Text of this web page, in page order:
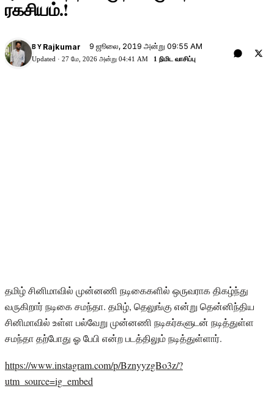
ரகசியம்.!
BY Rajkumar 9 ஜூலை, 2019 அன்று 09:55 AM
Updated · 27 மே, 2026 அன்று 04:41 AM 1 நிமிட வாசிப்பு
தமிழ் சினிமாவில் முன்னணி நடிகைகளில் ஒருவராக திகழ்ந்து
வருகிறார் நடிகை சமந்தா. தமிழ், தெலுங்கு என்று தென்னிந்திய
சினிமாவில் உள்ள பல்வேறு முன்னணி நடிகர்களுடன் நடித்துள்ள
சமந்தா தற்போது ஓ பேபி என்ற படத்திலும் நடித்துள்ளார்.
https://www.instagram.com/p/BznyyzgBo3z/?
utm_source=ig_embed